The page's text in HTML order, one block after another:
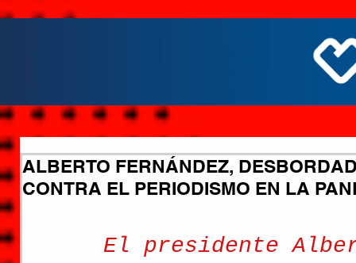
ALBERTO FERNÁNDEZ,
CONTRA EL PERIODISMO EN LA
El presidente